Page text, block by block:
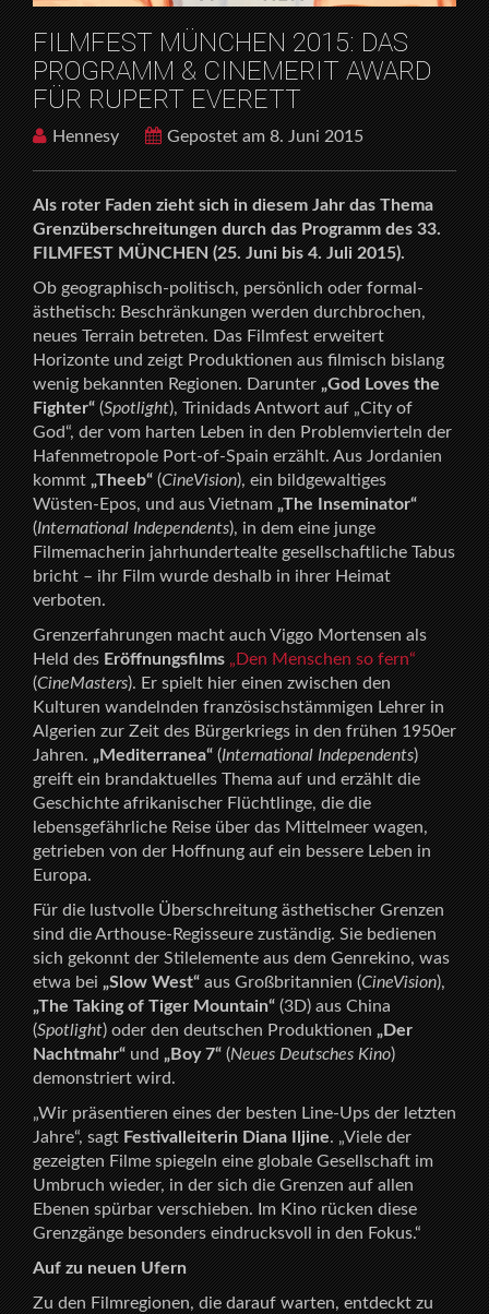
FILMFEST MÜNCHEN 2015: DAS
PROGRAMM & CINEMERIT AWARD
FÜR RUPERT EVERETT
Hennesy Gepostet am 8. Juni 2015
Als roter Faden zieht sich in diesem Jahr das Thema
Grenzüberschreitungen durch das Programm des 33.
FILMFEST MÜNCHEN (25. Juni bis 4. Juli 2015).
Ob geographisch-politisch, persönlich oder formal-
ästhetisch: Beschränkungen werden durchbrochen,
neues Terrain betreten. Das Filmfest erweitert
Horizonte und zeigt Produktionen aus filmisch bislang
wenig bekannten Regionen. Darunter„God Loves the
Fighter“(Spotlight), Trinidads Antwort auf „City of
God“, der vom harten Leben in den Problemvierteln der
Hafenmetropole Port-of-Spain erzählt. Aus Jordanien
kommt„Theeb“(CineVision), ein bildgewaltiges
Wüsten-Epos, und aus Vietnam„The Inseminator“
(International Independents), in dem eine junge
Filmemacherin jahrhundertealte gesellschaftliche Tabus
bricht – ihr Film wurde deshalb in ihrer Heimat
verboten.
Grenzerfahrungen macht auch Viggo Mortensen als
Held desEröffnungsfilms „Den Menschen so fern“
(CineMasters). Er spielt hier einen zwischen den
Kulturen wandelnden französischstämmigen Lehrer in
Algerien zur Zeit des Bürgerkriegs in den frühen 1950er
Jahren.„Mediterranea“(International Independents)
greift ein brandaktuelles Thema auf und erzählt die
Geschichte afrikanischer Flüchtlinge, die die
lebensgefährliche Reise über das Mittelmeer wagen,
getrieben von der Hoffnung auf ein bessere Leben in
Europa.
Für die lustvolle Überschreitung ästhetischer Grenzen
sind die Arthouse-Regisseure zuständig. Sie bedienen
sich gekonnt der Stilelemente aus dem Genrekino, was
etwa bei„Slow West“aus Großbritannien (CineVision),
„The Taking of Tiger Mountain“(3D) aus China
(Spotlight) oder den deutschen Produktionen„Der
Nachtmahr“und„Boy 7“(Neues Deutsches Kino)
demonstriert wird.
„Wir präsentieren eines der besten Line-Ups der letzten
Jahre“, sagtFestivalleiterin Diana Iljine. „Viele der
gezeigten Filme spiegeln eine globale Gesellschaft im
Umbruch wieder, in der sich die Grenzen auf allen
Ebenen spürbar verschieben. Im Kino rücken diese
Grenzgänge besonders eindrucksvoll in den Fokus.“
Auf zu neuen Ufern
Zu den Filmregionen, die darauf warten, entdeckt zu